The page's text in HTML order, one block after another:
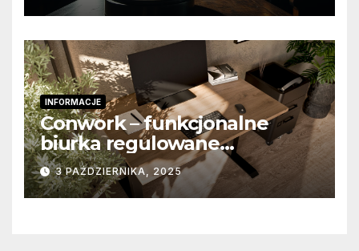
INFORMACJE
Conwork – funkcjonalne
biurka regulowane
stworzone z myślą o
nowoczesnych
przestrzeniach pracy
3 PAŹDZIERNIKA, 2025